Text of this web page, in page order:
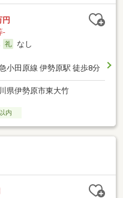
円
-
なし
小田原線 伊勢原駅 徒歩8分
県伊勢原市東大竹
内